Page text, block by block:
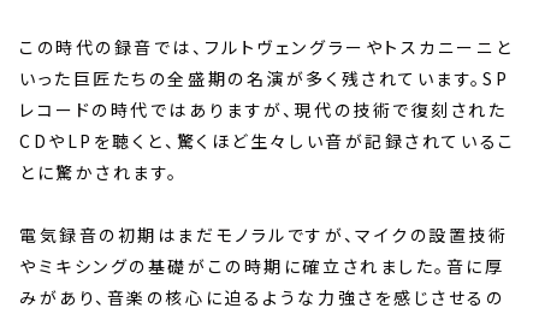
この時代の録音では、フルトヴェングラーやトスカニーニと
いった巨匠たちの全盛期の名演が多く残されています。SP
レコードの時代ではありますが、現代の技術で復刻された
CDやLPを聴くと、驚くほど生々しい音が記録されているこ
とに驚かされます。
電気録音の初期はまだモノラルですが、マイクの設置技術
やミキシングの基礎がこの時期に確立されました。音に厚
みがあり、音楽の核心に迫るような力強さを感じさせるの